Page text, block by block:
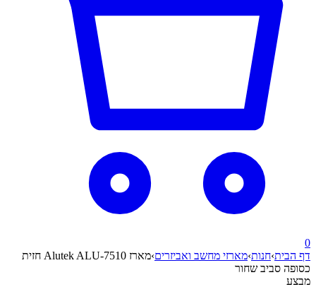
0
דף הבית›חנות›מארזי מחשב ואביזרים›
מארז Alutek ALU-7510 חזית
כסופה סביב שחור
מבצע